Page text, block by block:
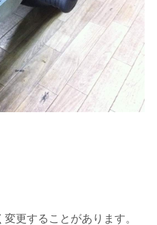
更することがあります。